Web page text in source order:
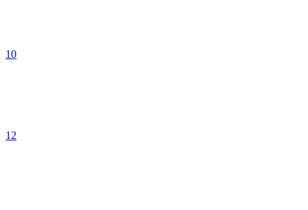
10
12